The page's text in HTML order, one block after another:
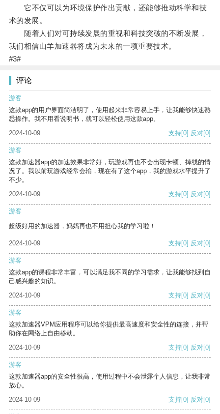
它不仅可以为环境保护作出贡献，还能够推动科学和技
术的发展。
随着人们对可持续发展的重视和科技突破的不断发展，
我们相信山羊加速器将成为未来的一项重要技术。
#3#
评论
游客
这款app的用户界面简洁明了，使用起来非常容易上手，让我能够快速熟
悉操作。我不用看说明书，就可以轻松使用这款app。
2024-10-09
支持[0] 反对[0]
游客
这款加速器app的加速效果非常好，玩游戏再也不会出现卡顿、掉线的情
况了。我以前玩游戏经常会输，现在有了这个app，我的游戏水平提升了
不少。
2024-10-09
支持[0] 反对[0]
游客
超级好用的加速器，妈妈再也不用担心我的学习啦！
2024-10-09 支持[0] 反对[0]
游客
这款app的课程非常丰富，可以满足我不同的学习需求，让我能够找到自
己感兴趣的知识。
2024-10-09
支持[0] 反对[0]
游客
这款加速器VPM应用程序可以给你提供最高速度和安全性的连接，并帮
助你在网络上自由移动。
2024-10-09
支持[0] 反对[0]
游客
这款加速器app的安全性很高，使用过程中不会泄露个人信息，让我非常
放心。
2024-10-09
支持[0] 反对[0]